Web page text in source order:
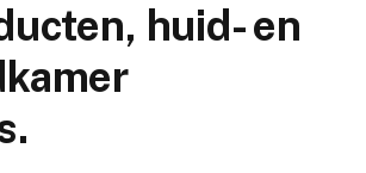
huid- en